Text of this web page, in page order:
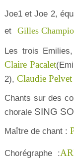
Joe1 et Joe 2,
et
Gilles
Les trois
Claire Pacalet
2), Claudie Pelvet
Chants sur des
chorale SING
Maître de chant :
Chorégraphe :